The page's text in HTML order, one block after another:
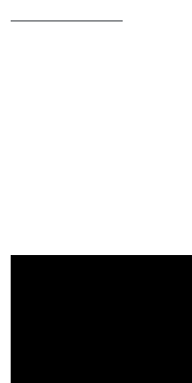
—————————